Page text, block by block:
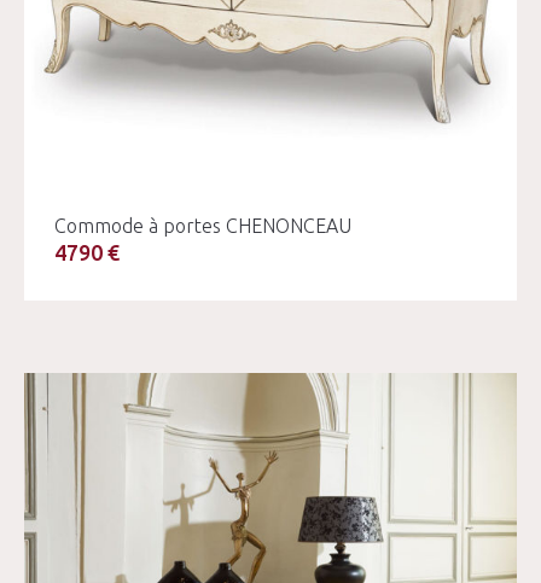
Commode à portes CHENONCEAU
4790 €